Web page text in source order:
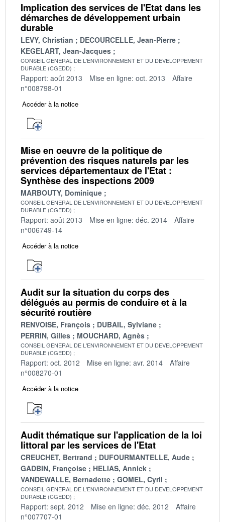
Implication des services de l'Etat dans les
démarches de développement urbain
durable
LEVY, Christian
DECOURCELLE, Jean-Pierre
KEGELART, Jean-Jacques
CONSEIL GENERAL DE L'ENVIRONNEMENT ET DU DEVELOPPEMENT
DURABLE (CGEDD)
Rapport: août 2013 Mise en ligne: oct. 2013
Affaire
n°008798-01
Accéder à la notice
Mise en oeuvre de la politique de
prévention des risques naturels par les
services départementaux de l'Etat :
Synthèse des inspections 2009
MARBOUTY, Dominique
CONSEIL GENERAL DE L'ENVIRONNEMENT ET DU DEVELOPPEMENT
DURABLE (CGEDD)
Rapport: août 2013 Mise en ligne: déc. 2014
Affaire
n°006749-14
Accéder à la notice
Audit sur la situation du corps des
délégués au permis de conduire et à la
sécurité routière
RENVOISE, François
DUBAIL, Sylviane
PERRIN, Gilles
MOUCHARD, Agnès
CONSEIL GENERAL DE L'ENVIRONNEMENT ET DU DEVELOPPEMENT
DURABLE (CGEDD)
Rapport: oct. 2012 Mise en ligne: avr. 2014
Affaire
n°008270-01
Accéder à la notice
Audit thématique sur l'application de la loi
littoral par les services de l'Etat
CREUCHET, Bertrand
DUFOURMANTELLE, Aude
GADBIN, Françoise
HELIAS, Annick
VANDEWALLE, Bernadette
GOMEL, Cyril
CONSEIL GENERAL DE L'ENVIRONNEMENT ET DU DEVELOPPEMENT
DURABLE (CGEDD)
Rapport: sept. 2012 Mise en ligne: déc. 2012
Affaire
n°007707-01